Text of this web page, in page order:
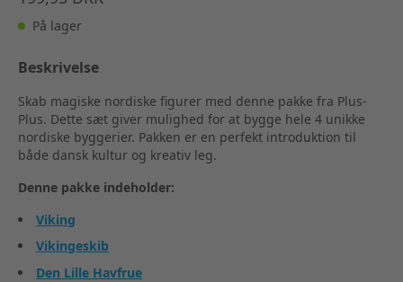
På lager
Beskrivelse
Skab magiske nordiske figurer med denne pakke fra Plus-
Plus. Dette sæt giver mulighed for at bygge hele 4 unikke
nordiske byggerier. Pakken er en perfekt introduktion til
både dansk kultur og kreativ leg.
Denne pakke indeholder:
Viking
Vikingeskib
Den Lille Havfrue